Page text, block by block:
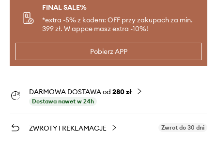
FINAL SALE%
*extra -5% z kodem: OFF przy zakupach za min.
399 zł. W appce masz extra -10%!
Pobierz APP
DARMOWA DOSTAWA od 280 zł
Dostawa nawet w 24h
ZWROTY I REKLAMACJE Zwrot do 30 dni